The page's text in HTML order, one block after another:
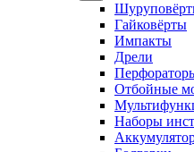
Гайковёрты
Импакты
Дрели
Отбойные
Наборы